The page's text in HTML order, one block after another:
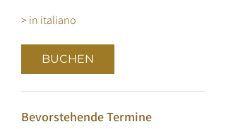
> in italiano
BUCHEN
Bevorstehende Termine